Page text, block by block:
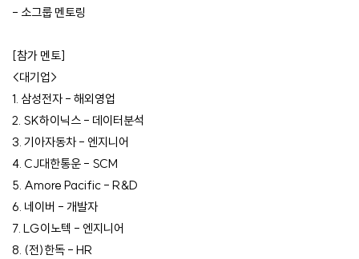
- 소그룹 멘토링
[참가 멘토]
<대기업>
1. 삼성전자 - 해외영업
2. SK하이닉스 - 데이터분석
3. 기아자동차 - 엔지니어
4. CJ대한통운 - SCM
5. Amore Pacific - R&D
6. 네이버 - 개발자
7. LG이노텍 - 엔지니어
8. (전)한독 - HR